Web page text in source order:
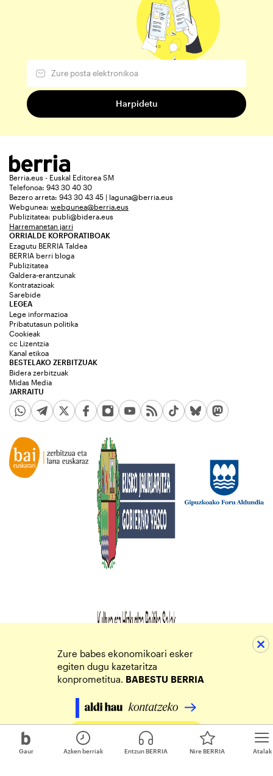
Gaur Atalak
Azken berriak Entzun BERRIA Nire BERRIA
Berria.eus - Euskal Editorea SM
Telefonoa: 943 30 40 30
Bezero arreta: 943 30 43 45 | laguna@berria.eus
Webgunea: webgunea@berria.eus
Publizitatea: publi@bidera.eus
Harremanetan jarri
ORRIALDE KORPORATIBOAK
Ezagutu BERRIA Taldea
BERRIA berri bloga
Publizitatea
Galdera-erantzunak
Kontratazioak
Sarebide
JARRAITU
LEGEA
Lege informazioa
Pribatutasun politika
Cookieak
cc Lizentzia
Kanal etikoa
BESTELAKO ZERBITZUAK
Bidera zerbitzuak
Midas Media
Zure babes ekonomikoari esker
egiten dugu kazetaritza
konprometitua. BABESTU BERRIA
Egin zure ekarpena